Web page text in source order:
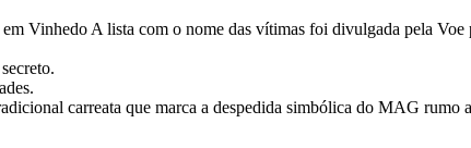
Vinhedo A lista com o nome das vítimas foi divulgada pela Voe
carreata que marca a despedida simbólica do MAG rumo